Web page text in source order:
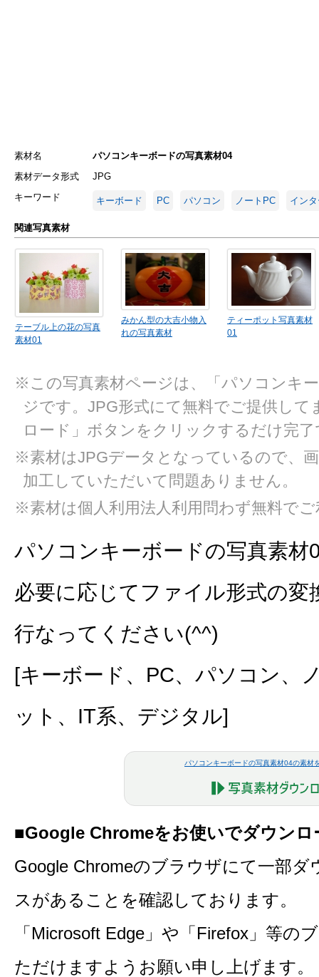
素材名
パソコンキーボードの写真素材04
素材データ形式
JPG
キーワード
キーボード PC パソコン ノートPC イン
関連写真素材
テーブル上の花の写真
素材01
みかん型の大吉小物入
れの写真素材
ティーポット写真素材
01
※この写真素材ページは、「パソコンキ
ジです。JPG形式にて無料でご提供して
ロード」ボタンをクリックするだけ完
※素材はJPGデータとなっているので、
加工していただいて問題ありません。
※素材は個人利用法人利用問わず無料で
パソコンキーボードの写真素材
必要に応じてファイル形式の変
行なってください(^^)
[キーボード、PC、パソコン、
ット、IT系、デジタル]
パソコンキーボードの写真素材04の素材
■Google Chromeをお使いでダウンロ
Google Chromeのブラウザにて一部
スがあることを確認しております。
「Microsoft Edge」や「Firefox」等の
ただけますようお願い申し上げます。